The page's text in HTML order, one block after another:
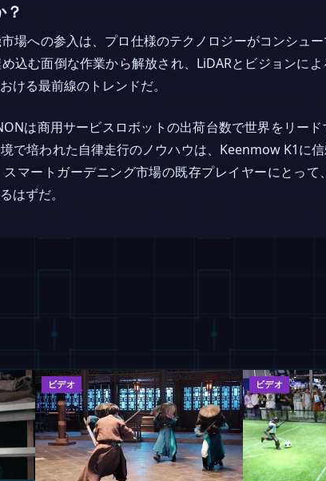
場への参入は、プロ仕様のテクノロジーがコンシュ
込む面倒な作業から解放され、LiDARとビジョンに
ける最前線のトレンドだ。
は商用サービスロボットの出荷台数で世界をリー
で培われた自律走行のノウハウは、Keenmow K1に
マートガーデニング市場の既存プレイヤーにとっ
はずだ。
ビデオ ビデオ